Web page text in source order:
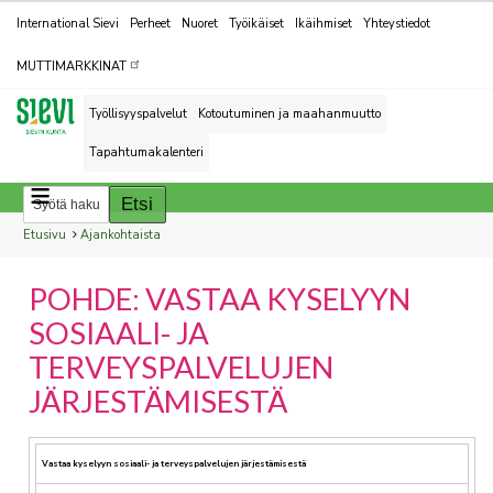
Kohderyhmät
International Sievi Perheet Nuoret Työikäiset Ikäihmiset Yhteystiedot
MUTTIMARKKINAT
Työllisyyspalvelut Kotoutuminen ja maahanmuutto
Tapahtumakalenteri
Breadcrumbs
You
here:
Etusivu Ajankohtaista
POHDE: VASTAA KYSELYYN
SOSIAALI- JA
TERVEYSPALVELUJEN
JÄRJESTÄMISESTÄ
Vastaa kyselyyn sosiaali- ja terveyspalvelujen järjestämisestä